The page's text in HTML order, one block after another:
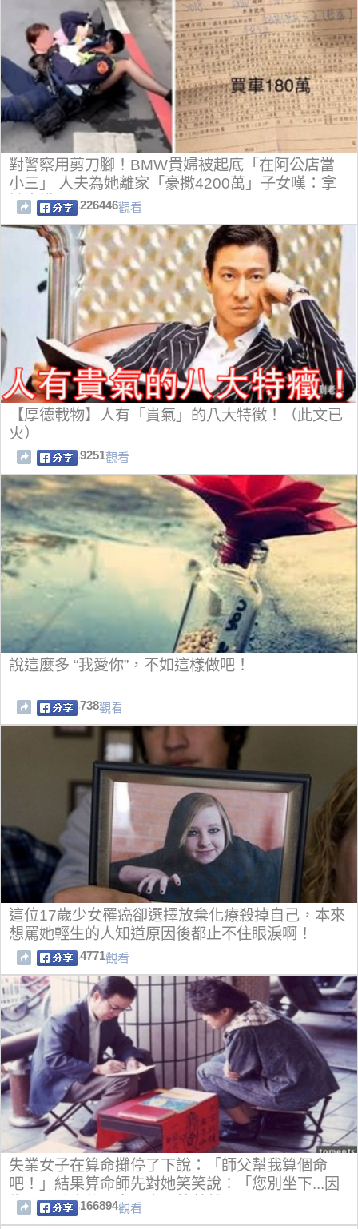
對警察用剪刀腳！BMW貴婦被起底「在阿公店當
小三」 人夫為她離家「豪撒4200萬」子女嘆：拿
她沒轍
226446觀看
【厚德載物】人有「貴氣」的八大特徵！（此文已
火）
9251觀看
說這麼多 “我愛你”，不如這樣做吧！
738觀看
這位17歲少女罹癌卻選擇放棄化療殺掉自己，本來
想罵她輕生的人知道原因後都止不住眼淚啊！
4771觀看
失業女子在算命攤停了下說：「師父幫我算個命
吧！」結果算命師先對她笑笑說：「您別坐下...因
為....」聽完後，女子竟是笑著離開！原因是......
166894觀看